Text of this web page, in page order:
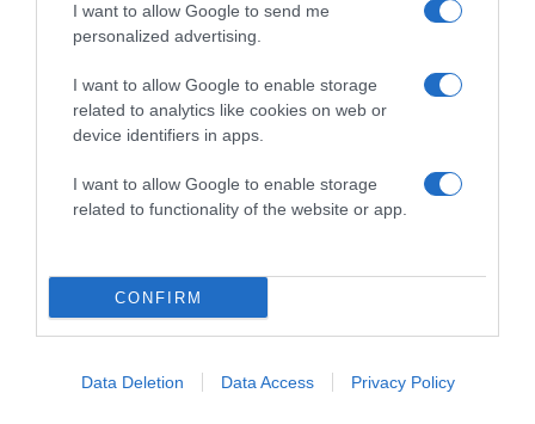
I want to allow Google to send me
personalized advertising.
I want to allow Google to enable storage
related to analytics like cookies on web or
device identifiers in apps.
I want to allow Google to enable storage
related to functionality of the website or app.
CONFIRM
Data Deletion Data Access Privacy Policy
Kiderült Horányi Juli
kisbabájának a neme
tésztasaláta
Hozzávalók:-25 dkg tészta-200 g halloumi sajt-2 kisebb